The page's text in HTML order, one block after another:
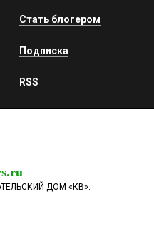
Стать блогером
Подписка
RSS
ДОМ «КВ».